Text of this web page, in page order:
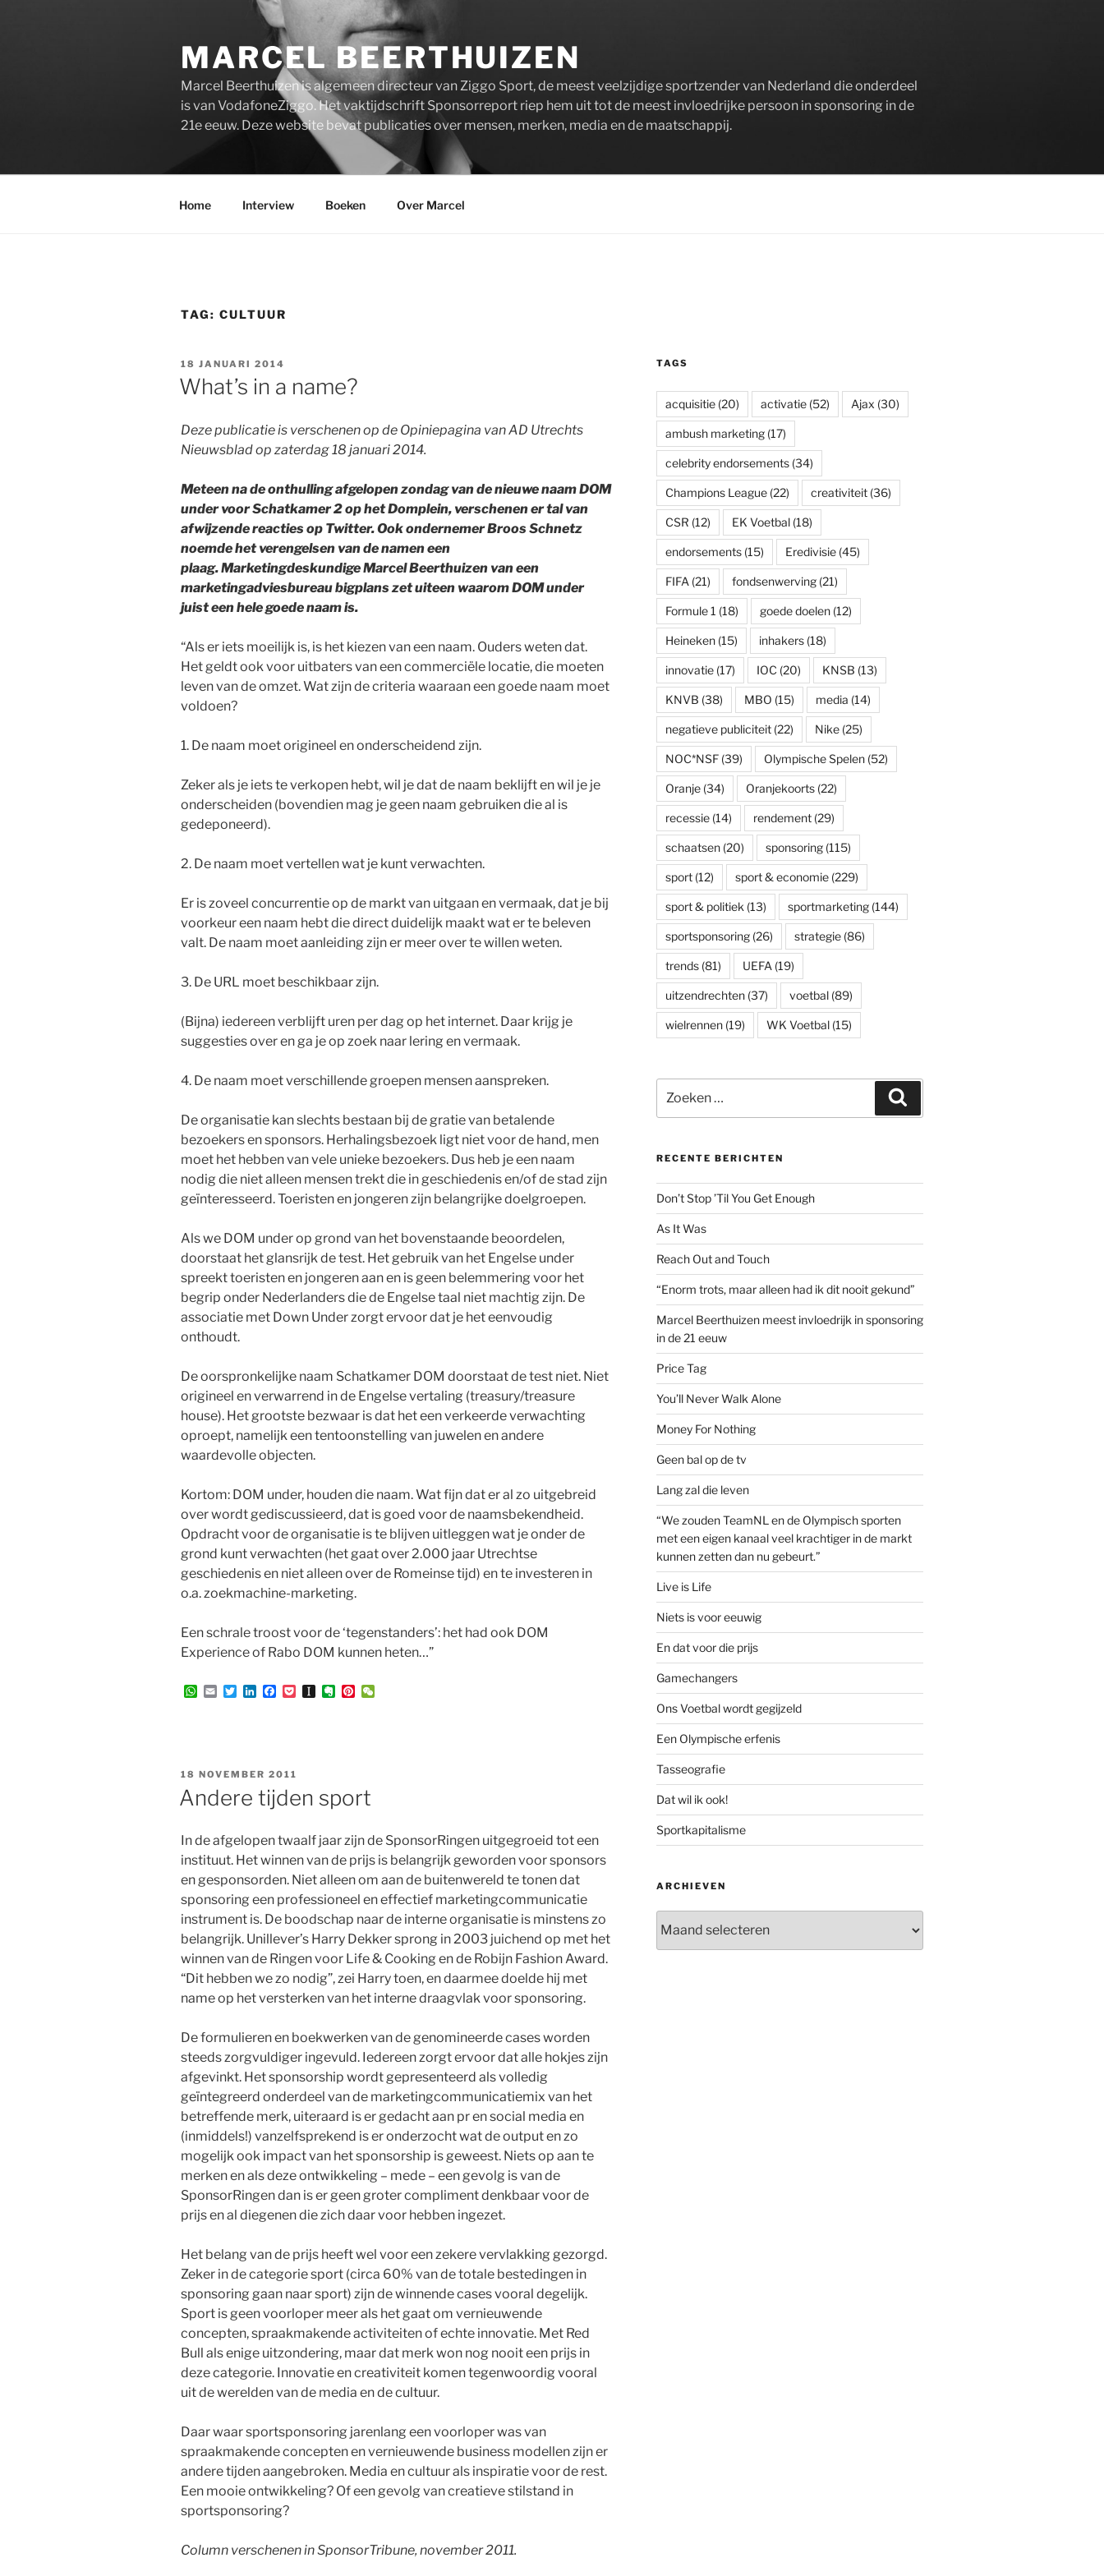
MARCEL BEERTHUIZEN
Marcel Beerthuizen is algemeen directeur van Ziggo Sport, de meest veelzijdige sportzender van Nederland die onderdeel
is van VodafoneZiggo. Het vaktijdschrift Sponsorreport riep hem uit tot de meest invloedrijke persoon in sponsoring in de
21e eeuw. Deze website bevat publicaties over mensen, merken, media en de maatschappij.
Home Interview Boeken Over Marcel
TAG: CULTUUR
GEPLAATST
OP
18 JANUARI 2014
What’s in a name?
Deze publicatie is verschenen op de Opiniepagina van AD Utrechts
Nieuwsblad op zaterdag 18 januari 2014.
Meteen na de onthulling afgelopen zondag van de nieuwe naam DOM
under voor Schatkamer 2 op het Domplein, verschenen er tal van
afwijzende reacties op Twitter. Ook ondernemer Broos Schnetz
noemde het verengelsen van de namen een
plaag. Marketingdeskundige Marcel Beerthuizen van een
marketingadviesbureau bigplans zet uiteen waarom DOM under
juist een hele goede naam is.
“Als er iets moeilijk is, is het kiezen van een naam. Ouders weten dat.
Het geldt ook voor uitbaters van een commerciële locatie, die moeten
leven van de omzet. Wat zijn de criteria waaraan een goede naam moet
voldoen?
1. De naam moet origineel en onderscheidend zijn.
Zeker als je iets te verkopen hebt, wil je dat de naam beklijft en wil je je
onderscheiden (bovendien mag je geen naam gebruiken die al is
gedeponeerd).
2. De naam moet vertellen wat je kunt verwachten.
Er is zoveel concurrentie op de markt van uitgaan en vermaak, dat je bij
voorkeur een naam hebt die direct duidelijk maakt wat er te beleven
valt. De naam moet aanleiding zijn er meer over te willen weten.
3. De URL moet beschikbaar zijn.
(Bijna) iedereen verblijft uren per dag op het internet. Daar krijg je
suggesties over en ga je op zoek naar lering en vermaak.
4. De naam moet verschillende groepen mensen aanspreken.
De organisatie kan slechts bestaan bij de gratie van betalende
bezoekers en sponsors. Herhalingsbezoek ligt niet voor de hand, men
moet het hebben van vele unieke bezoekers. Dus heb je een naam
nodig die niet alleen mensen trekt die in geschiedenis en/of de stad zijn
geïnteresseerd. Toeristen en jongeren zijn belangrijke doelgroepen.
Als we DOM under op grond van het bovenstaande beoordelen,
doorstaat het glansrijk de test. Het gebruik van het Engelse under
spreekt toeristen en jongeren aan en is geen belemmering voor het
begrip onder Nederlanders die de Engelse taal niet machtig zijn. De
associatie met Down Under zorgt ervoor dat je het eenvoudig
onthoudt.
De oorspronkelijke naam Schatkamer DOM doorstaat de test niet. Niet
origineel en verwarrend in de Engelse vertaling (treasury/treasure
house). Het grootste bezwaar is dat het een verkeerde verwachting
oproept, namelijk een tentoonstelling van juwelen en andere
waardevolle objecten.
Kortom: DOM under, houden die naam. Wat fijn dat er al zo uitgebreid
over wordt gediscussieerd, dat is goed voor de naamsbekendheid.
Opdracht voor de organisatie is te blijven uitleggen wat je onder de
grond kunt verwachten (het gaat over 2.000 jaar Utrechtse
geschiedenis en niet alleen over de Romeinse tijd) en te investeren in
o.a. zoekmachine-marketing.
Een schrale troost voor de ‘tegenstanders’: het had ook DOM
Experience of Rabo DOM kunnen heten…”
W
p
p
E
T
r
L
I
n
F
o
k
P
e
r
E
P
t
GEPLAATST
18 NOVEMBER 2011
Andere tijden sport
In de afgelopen twaalf jaar zijn de SponsorRingen uitgegroeid tot een
instituut. Het winnen van de prijs is belangrijk geworden voor sponsors
en gesponsorden. Niet alleen om aan de buitenwereld te tonen dat
sponsoring een professioneel en effectief marketingcommunicatie
instrument is. De boodschap naar de interne organisatie is minstens zo
belangrijk. Unillever’s Harry Dekker sprong in 2003 juichend op met het
winnen van de Ringen voor Life & Cooking en de Robijn Fashion Award.
“Dit hebben we zo nodig”, zei Harry toen, en daarmee doelde hij met
name op het versterken van het interne draagvlak voor sponsoring.
De formulieren en boekwerken van de genomineerde cases worden
steeds zorgvuldiger ingevuld. Iedereen zorgt ervoor dat alle hokjes zijn
afgevinkt. Het sponsorship wordt gepresenteerd als volledig
geïntegreerd onderdeel van de marketingcommunicatiemix van het
betreffende merk, uiteraard is er gedacht aan pr en social media en
(inmiddels!) vanzelfsprekend is er onderzocht wat de output en zo
mogelijk ook impact van het sponsorship is geweest. Niets op aan te
merken en als deze ontwikkeling – mede – een gevolg is van de
SponsorRingen dan is er geen groter compliment denkbaar voor de
prijs en al diegenen die zich daar voor hebben ingezet.
Het belang van de prijs heeft wel voor een zekere vervlakking gezorgd.
Zeker in de categorie sport (circa 60% van de totale bestedingen in
sponsoring gaan naar sport) zijn de winnende cases vooral degelijk.
Sport is geen voorloper meer als het gaat om vernieuwende
concepten, spraakmakende activiteiten of echte innovatie. Met Red
Bull als enige uitzondering, maar dat merk won nog nooit een prijs in
deze categorie. Innovatie en creativiteit komen tegenwoordig vooral
uit de werelden van de media en de cultuur.
Daar waar sportsponsoring jarenlang een voorloper was van
spraakmakende concepten en vernieuwende business modellen zijn er
andere tijden aangebroken. Media en cultuur als inspiratie voor de rest.
Een mooie ontwikkeling? Of een gevolg van creatieve stilstand in
sportsponsoring?
Column verschenen in SponsorTribune, november 2011.
TAGS
acquisitie(20) activatie(52) Ajax (30)
ambush marketing(17)
celebrity endorsements(34)
Champions League(22) creativiteit(36)
CSR (12) EK Voetbal(18)
endorsements(15) Eredivisie(45)
FIFA (21) fondsenwerving(21)
Formule 1 (18) goede doelen(12)
Heineken(15) inhakers(18)
innovatie(17) IOC (20) KNSB (13)
KNVB (38) MBO (15) media (14)
negatieve publiciteit(22) Nike(25)
NOC*NSF(39) Olympische Spelen(52)
Oranje(34) Oranjekoorts(22)
recessie(14) rendement(29)
schaatsen(20) sponsoring(115)
sport(12) sport & economie(229)
sport & politiek (13) sportmarketing(144)
sportsponsoring(26) strategie(86)
trends(81) UEFA (19)
uitzendrechten(37) voetbal(89)
wielrennen(19) WK Voetbal(15)
naar:
RECENTE BERICHTEN
Don’t Stop ’Til You Get Enough
As It Was
Reach Out and Touch
“Enorm trots, maar alleen had ik dit nooit gekund”
Marcel Beerthuizen meest invloedrijk in sponsoring
in de 21 eeuw
Price Tag
You’ll Never Walk Alone
Money For Nothing
Geen bal op de tv
Lang zal die leven
“We zouden TeamNL en de Olympisch sporten
met een eigen kanaal veel krachtiger in de markt
kunnen zetten dan nu gebeurt.”
Live is Life
Niets is voor eeuwig
En dat voor die prijs
Gamechangers
Ons Voetbal wordt gegijzeld
Een Olympische erfenis
Tasseografie
Dat wil ik ook!
Sportkapitalisme
ARCHIEVEN